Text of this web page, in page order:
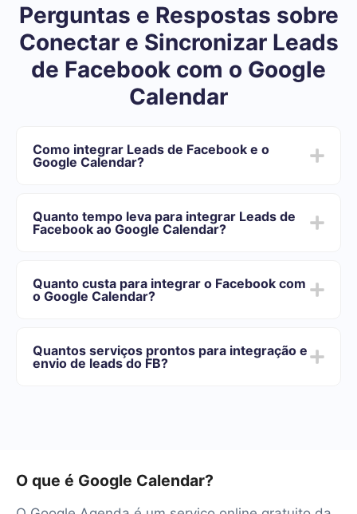
Perguntas e Respostas sobre
Conectar e Sincronizar Leads
de Facebook com o Google
Calendar
Como integrar Leads de Facebook e o
Google Calendar?
Escolha quais dados transferir do Facebook para o
Google Calendar
do Facebook para o Google Calendar
Quanto tempo leva para integrar Leads de
Facebook ao Google Calendar?
de 5 a 30 minutos. Em média, a configuração leva de
10 a 15 minutos.
Quanto custa para integrar o Facebook com
o Google Calendar?
conjunto de recursos que melhor se adapta às suas
necessidades. Além disso, você tem a oportunidade de
Quantos serviços prontos para integração e
envio de leads do FB?
O que é Google Calendar?